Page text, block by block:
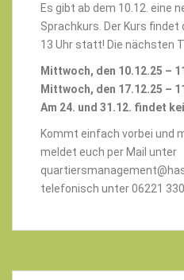
Es gibt ab dem 10.12. eine
Sprachkurs. Der Kurs findet
13 Uhr statt! Die nächsten
Mittwoch, den 10.12.25 –
Mittwoch, den 17.12.25 –
Am 24. und 31.12. findet
Kommt einfach vorbei und
meldet euch per Mail unter
telefonisch unter 06221 330